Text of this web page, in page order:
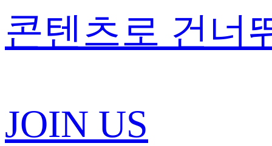
콘텐츠로 건너
JOIN US